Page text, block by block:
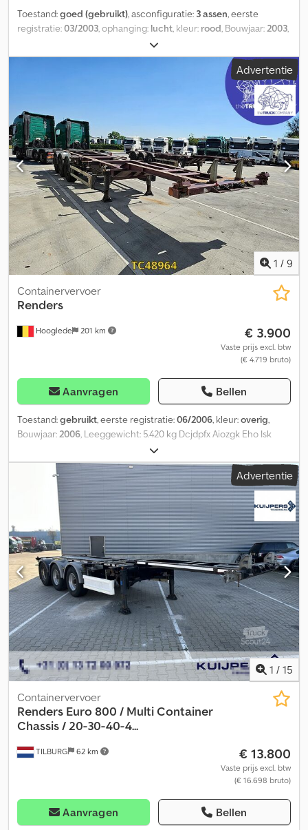
Toestand:goed (gebruikt), asconfiguratie: 3 assen, eerste
registratie:03/2003, ophanging: lucht, kleur: rood, Bouwjaar:2003,
, Asconfiguratie Merk assen: Mercedes Remmen:
schijfremmen Vering: luchtvering Achteras 1: hefas Gewichten
Ledig gewicht: 6.800 kg Laadvermogen: 32.200 kg Maximaal
toegestaan gewicht (MTG): 39.000 kg Onderhoud, historie en
staat APK (periodieke keuring): geldig tot 10.2026 Technische
staat: goed Dedpfx Aozm Rrusi Ieck Optische staat: goed
Aanvullende informatie Neem contact op met Arie voor meer
informatie. = Overige opties en accessoires = - Hefas -
Luchtvering - Mercedes-assen - Schijfremmen - Twistlocks =
Opmerkingen = 2x uitschuifbaar - Mercedes + schijfremmen
Advertentie
1 / 9
Hooglede 201 km
Containervervoer
Renders
€ 3.900
Vaste prijs excl. btw
(€ 4.719 bruto)
Aanvragen Bellen
Toestand:gebruikt, eerste registratie:06/2006, kleur:overig,
Bouwjaar:2006, Leeggewicht: 5.420 kg Dcjdpfx Aiozgk Eho Isk
Laadvermogen: 33.580 kg Toegestane maximummassa: 39.000 kg
Schade: geen
Advertentie
1 / 15
TILBURG 62 km
Containervervoer
Renders Euro 800 / Multi Container
Chassis / 20-30-40-4...
€ 13.800
Vaste prijs excl. btw
(€ 16.698 bruto)
Aanvragen Bellen